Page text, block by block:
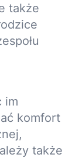
także
im
komfort
także